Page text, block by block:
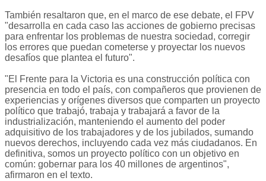
También resaltaron que, en el marco de ese debate, el FPV
"desarrolla en cada caso las acciones de gobierno precisas
para enfrentar los problemas de nuestra sociedad, corregir
los errores que puedan cometerse y proyectar los nuevos
desafíos que plantea el futuro".
"El Frente para la Victoria es una construcción política con
presencia en todo el país, con compañeros que provienen de
experiencias y orígenes diversos que comparten un proyecto
político que trabajó, trabaja y trabajará a favor de la
industrialización, manteniendo el aumento del poder
adquisitivo de los trabajadores y de los jubilados, sumando
nuevos derechos, incluyendo cada vez más ciudadanos. En
definitiva, somos un proyecto político con un objetivo en
común: gobernar para los 40 millones de argentinos",
afirmaron en el texto.